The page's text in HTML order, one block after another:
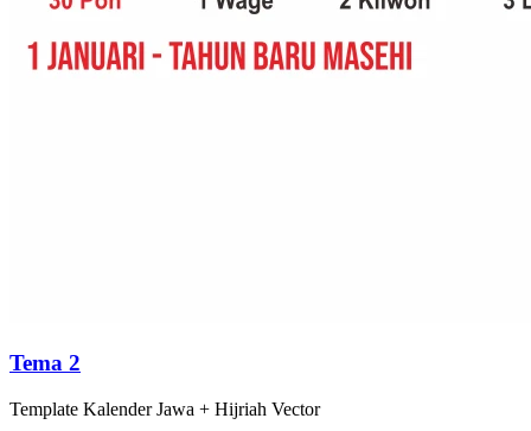
Tema 2
Template Kalender Jawa + Hijriah Vector